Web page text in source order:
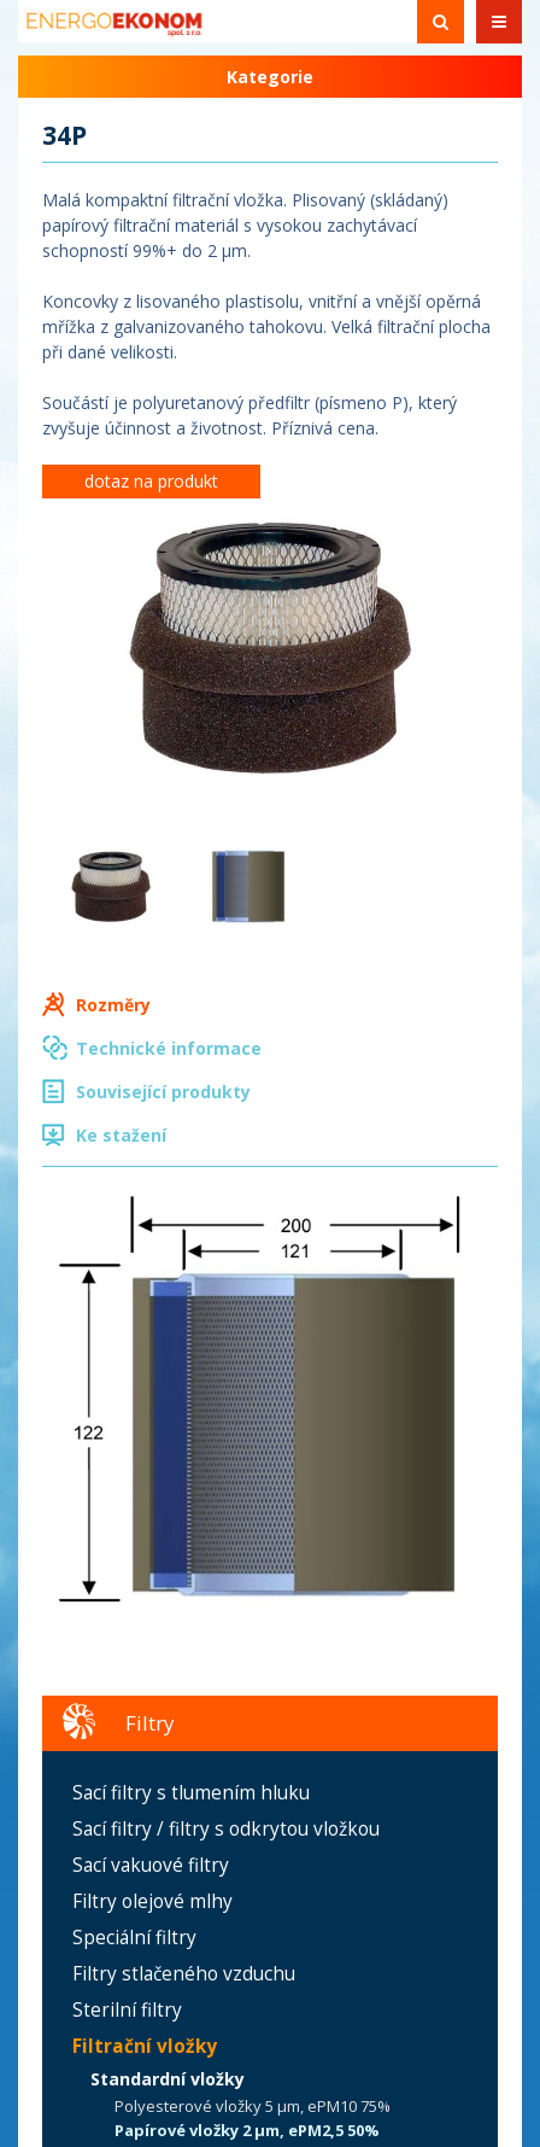
Kategorie
34P
Malá kompaktní filtrační vložka. Plisovaný (skládaný)
papírový filtrační materiál s vysokou zachytávací
schopností 99%+ do 2 µm.
Koncovky z lisovaného plastisolu, vnitřní a vnější opěrná
mřížka z galvanizovaného tahokovu. Velká filtrační plocha
při dané velikosti.
Součástí je polyuretanový předfiltr (písmeno P), který
zvyšuje účinnost a životnost. Příznivá cena.
dotaz na produkt
Rozměry
Technické informace
Související produkty
Ke stažení
Filtry
Sací filtry s tlumením hluku
Sací filtry / filtry s odkrytou vložkou
Sací vakuové filtry
Filtry olejové mlhy
Speciální filtry
Filtry stlačeného vzduchu
Sterilní filtry
Filtrační vložky
Standardní vložky
Polyesterové vložky 5 µm, ePM10 75%
Papírové vložky 2 µm, ePM2,5 50%